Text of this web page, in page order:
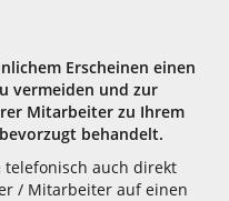
Erscheinen einen
vermeiden und zur
Mitarbeiter zu Ihrem
behandelt.
auch direkt
/ Mitarbeiter auf einen